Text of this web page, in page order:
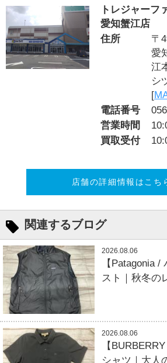
トレジャーフ
愛知蟹江店
住所
〒
愛
江
シ
[
電話番号
営業時間
買取受付
店舗の詳細情報はこち
関連するブログ
2026.08.06
【Patagonia
スト｜秋冬の
2026.08.06
【
シャツ｜大人